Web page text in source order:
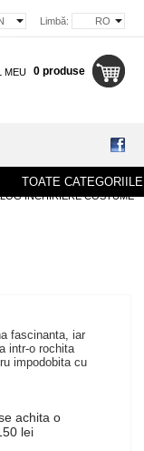
Limbă: RO
MEU 0 produse
INCHIRIERE COSTUME
TOATE CATEGORIILE
fascinanta, iar
intr-o rochita
impodobita cu
achita o
lei